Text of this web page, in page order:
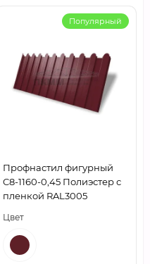
Популярный
Профнастил фигурный
C8-1160-0,45 Полиэстер с
пленкой RAL3005
Цвет